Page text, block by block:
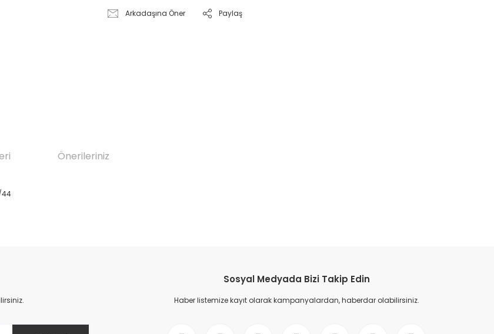
Arkadaşına Öner Paylaş
Önerileriniz
44
Sosyal Medyada Bizi Takip Edin
Haber listemize kayıt olarak kampanyalardan, haberdar olabilirsiniz.